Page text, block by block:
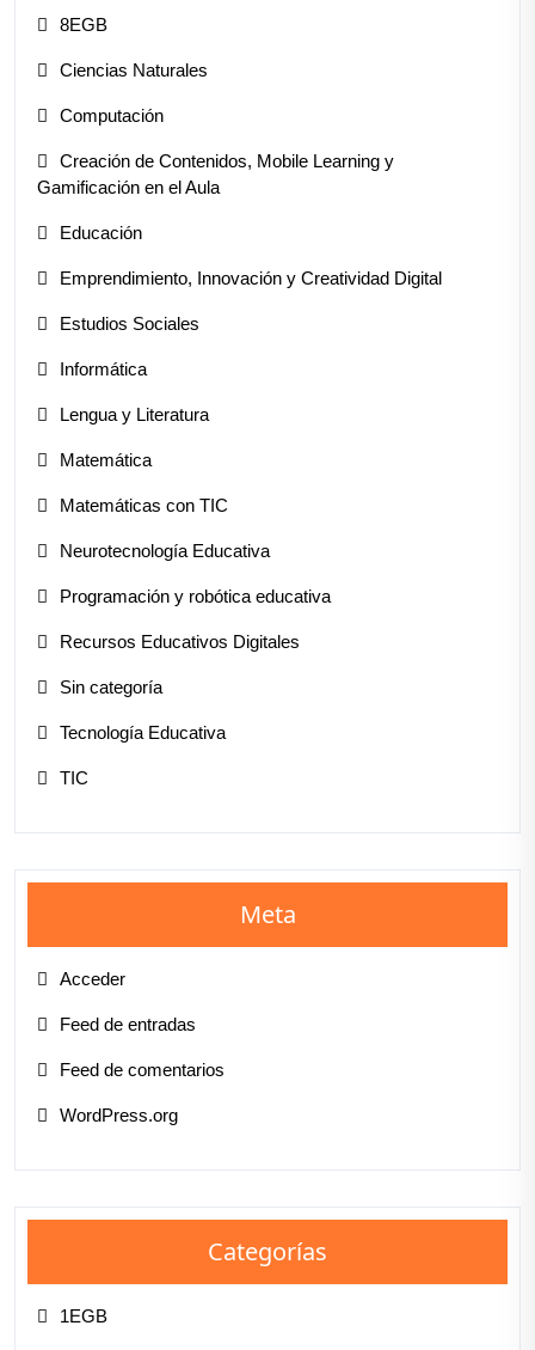
8EGB
Ciencias Naturales
Computación
Creación de Contenidos, Mobile Learning y
Gamificación en el Aula
Educación
Emprendimiento, Innovación y Creatividad Digital
Estudios Sociales
Informática
Lengua y Literatura
Matemática
Matemáticas con TIC
Neurotecnología Educativa
Programación y robótica educativa
Recursos Educativos Digitales
Sin categoría
Tecnología Educativa
TIC
Meta
Acceder
Feed de entradas
Feed de comentarios
WordPress.org
Categorías
1EGB